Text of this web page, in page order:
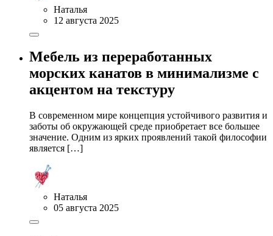
Наталья
12 августа 2025
Мебель из переработанных
морских канатов в минимализме с
акцентом на текстуру
В современном мире концепция устойчивого развития и
заботы об окружающей среде приобретает все большее
значение. Одним из ярких проявлений такой философии
является […]
Наталья
05 августа 2025